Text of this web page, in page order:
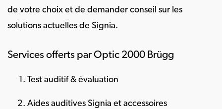
de votre choix et de demander conseil sur les
solutions actuelles de Signia.
Services offerts par Optic 2000 Brügg
Test auditif & évaluation
Aides auditives Signia et accessoires